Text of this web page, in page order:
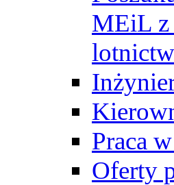
MEiL z
Praca
Oferty